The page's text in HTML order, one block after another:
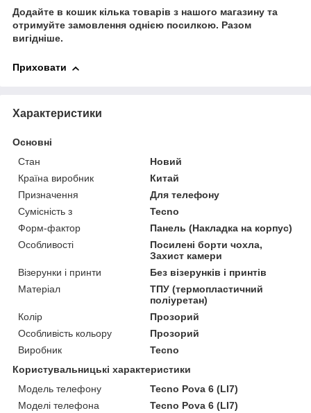
Додайте в кошик кілька товарів з нашого магазину та
отримуйте замовлення однією посилкою. Разом
вигідніше.
Приховати
Характеристики
Основні
Стан
Новий
Країна виробник
Китай
Призначення
Для телефону
Сумісність з
Tecno
Форм-фактор
Панель (Накладка на корпус)
Особливості
Посилені борти чохла,
Захист камери
Візерунки і принти
Без візерунків і принтів
Матеріал
ТПУ (термопластичний
поліуретан)
Колір
Прозорий
Особливість кольору
Прозорий
Виробник
Tecno
Користувальницькі характеристики
Модель телефону
Tecno Pova 6 (LI7)
Моделі телефона
Tecno Pova 6 (LI7)